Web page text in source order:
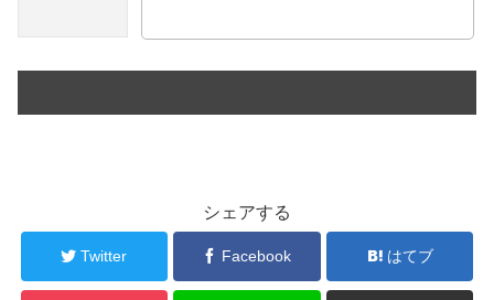
シェアする
Twitter Facebook はてブ